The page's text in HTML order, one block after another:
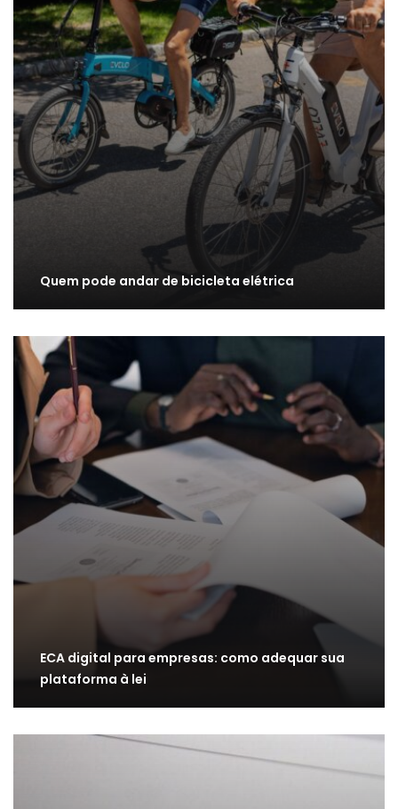
Quem pode andar de bicicleta elétrica
ECA digital para empresas: como adequar sua
plataforma à lei